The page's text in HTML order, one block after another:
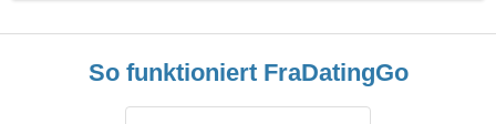
So funktioniert FraDatingGo